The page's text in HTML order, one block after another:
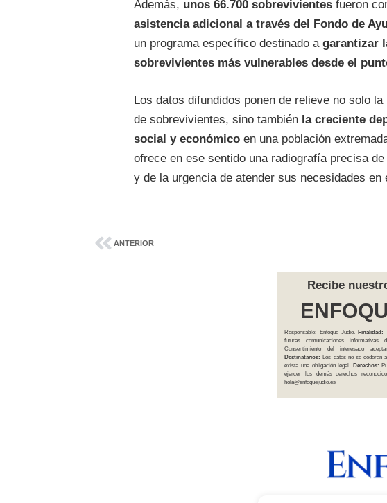
Además, unos 66.700 sobrevivientes fueron
asistencia adicional a través del Fondo de
un programa específico destinado agarantizar
sobrevivientes más vulnerables desde el
Los datos difundidos ponen de relieve no solo
de sobrevivientes, sino también la creciente
social y económico en una población
ofrece en ese sentido una radiografía precisa
y de la urgencia de atender sus necesidades
ANTERIOR
Recibe
Responsable: Enfoque Judío.Finalidad:
futuras comunicaciones informativas
Consentimiento del interesado
Destinatarios: Los datos no se cederán
exista una obligación legal. Derechos:
ejercer los demás derechos
hola@enfoquejudio.es